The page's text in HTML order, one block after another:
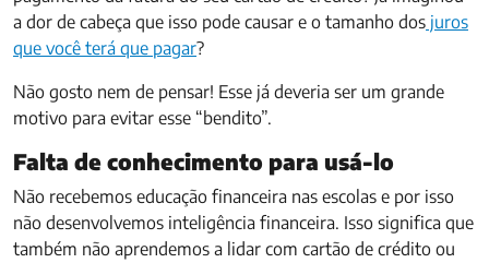
a dor de cabeça que isso pode causar e o tamanho dos juros
que você terá que pagar?
Não gosto nem de pensar! Esse já deveria ser um grande
motivo para evitar esse “bendito”.
Falta de conhecimento para usá-lo
Não recebemos educação financeira nas escolas e por isso
não desenvolvemos inteligência financeira. Isso significa que
também não aprendemos a lidar com cartão de crédito ou